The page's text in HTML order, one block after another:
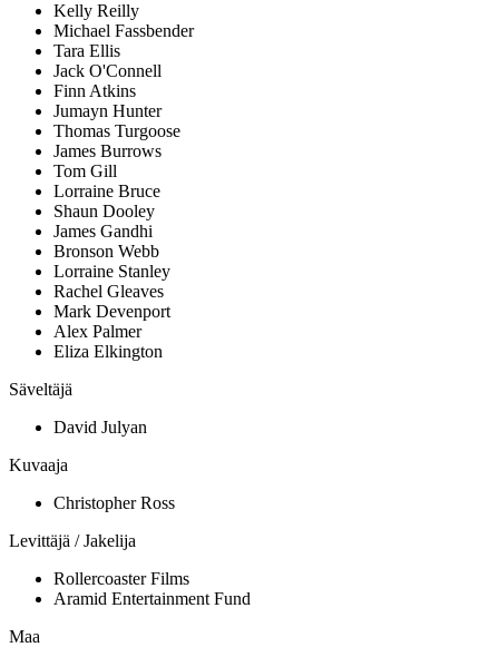
Kelly Reilly
Michael Fassbender
Tara Ellis
Jack O'Connell
Finn Atkins
Jumayn Hunter
Thomas Turgoose
James Burrows
Tom Gill
Lorraine Bruce
Shaun Dooley
James Gandhi
Bronson Webb
Lorraine Stanley
Rachel Gleaves
Mark Devenport
Alex Palmer
Eliza Elkington
Säveltäjä
David Julyan
Kuvaaja
Christopher Ross
Levittäjä / Jakelija
Rollercoaster Films
Aramid Entertainment Fund
Maa